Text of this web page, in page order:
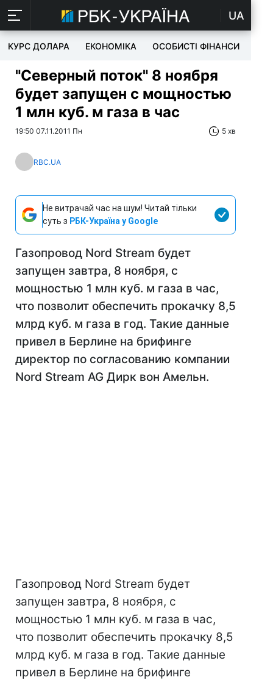
UA
КУРС ДОЛАРА ЕКОНОМІКА ОСОБИСТІ ФІНАНСИ
"Северный поток" 8 ноября
будет запущен с мощностью
1 млн куб. м газа в час
19:50 07.11.2011 Пн 5 хв
RBC.UA
Не витрачай час на шум! Читай тільки
суть з РБК-Україна у Google
Газопровод Nord Stream будет
запущен завтра, 8 ноября, с
мощностью 1 млн куб. м газа в час,
что позволит обеспечить прокачку 8,5
млрд куб. м газа в год. Такие данные
привел в Берлине на брифинге
директор по согласованию компании
Nord Stream AG Дирк вон Амельн.
Газопровод Nord Stream будет
запущен завтра, 8 ноября, с
мощностью 1 млн куб. м газа в час,
что позволит обеспечить прокачку 8,5
млрд куб. м газа в год. Такие данные
привел в Берлине на брифинге